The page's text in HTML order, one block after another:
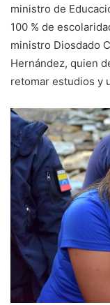
ministro de
100 % de
ministro Diosdado
Hernández, quien
retomar estudios y